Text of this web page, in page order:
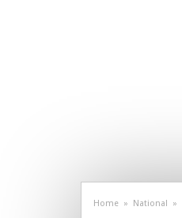
Home » National »